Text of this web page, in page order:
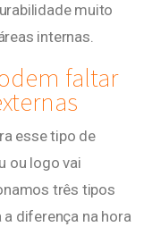
muito
internas.
faltar
esse tipo de
ou logo vai
três tipos
diferença na hora